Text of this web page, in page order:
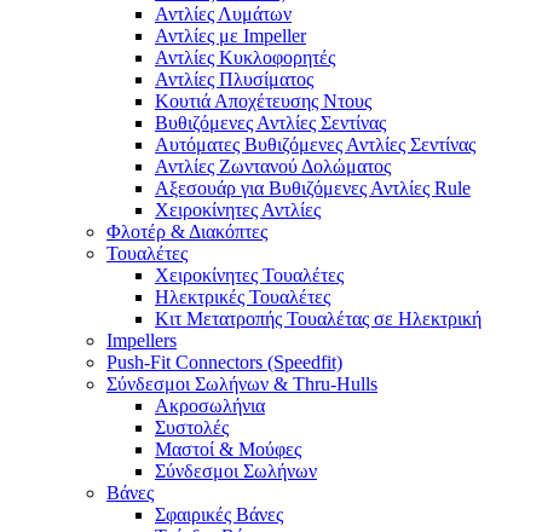
Αντλίες Λυμάτων
Αντλίες με Impeller
Αντλίες Κυκλοφορητές
Αντλίες Πλυσίματος
Κουτιά Αποχέτευσης Ντους
Βυθιζόμενες Αντλίες Σεντίνας
Αυτόματες Βυθιζόμενες Αντλίες Σεντίνας
Αντλίες Ζωντανού Δολώματος
Αξεσουάρ για Βυθιζόμενες Αντλίες Rule
Χειροκίνητες Αντλίες
Φλοτέρ & Διακόπτες
Τουαλέτες
Χειροκίνητες Τουαλέτες
Ηλεκτρικές Τουαλέτες
Κιτ Μετατροπής Τουαλέτας σε Ηλεκτρική
Impellers
Push-Fit Connectors (Speedfit)
Σύνδεσμοι Σωλήνων & Thru-Hulls
Ακροσωλήνια
Συστολές
Μαστοί & Μούφες
Σύνδεσμοι Σωλήνων
Βάνες
Σφαιρικές Βάνες